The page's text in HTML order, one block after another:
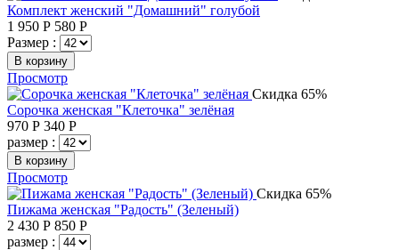
Комплект женский "Домашний" голубой
1 950 Р 580 Р
Размер :
В корзину
Просмотр
Скидка 65%
Сорочка женская "Клеточка" зелёная
970 Р 340 Р
размер :
В корзину
Просмотр
Скидка 65%
Пижама женская "Радость" (Зеленый)
2 430 Р 850 Р
размер :